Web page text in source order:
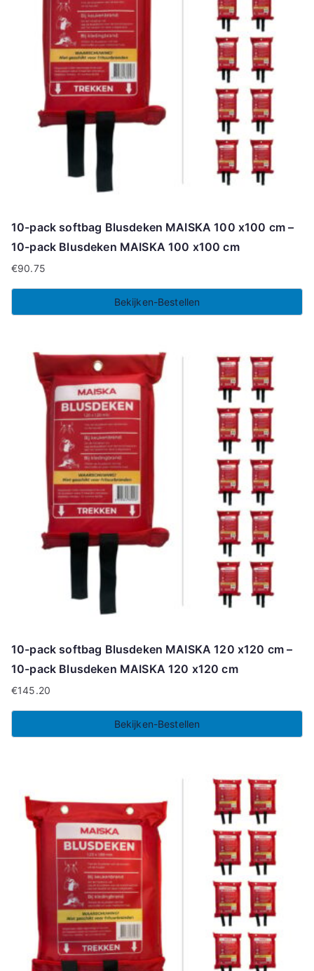
10-pack softbag Blusdeken MAISKA 100 x100 cm –
10-pack Blusdeken MAISKA 100 x100 cm
€90.75
Bekijken-Bestellen
10-pack softbag Blusdeken MAISKA 120 x120 cm –
10-pack Blusdeken MAISKA 120 x120 cm
€145.20
Bekijken-Bestellen